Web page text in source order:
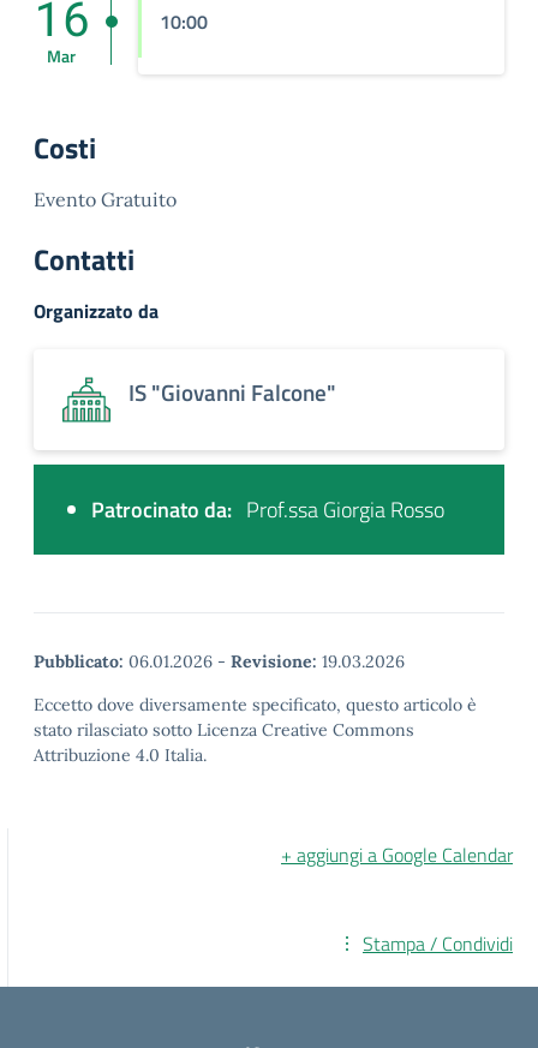
16
Mar
10:00
Costi
Evento Gratuito
Contatti
Organizzato da
IS "Giovanni Falcone"
Patrocinato da: Prof.ssa Giorgia Rosso
Pubblicato: 06.01.2026 - Revisione: 19.03.2026
Eccetto dove diversamente specificato, questo articolo è
stato rilasciato sotto Licenza Creative Commons
Attribuzione 4.0 Italia.
+ aggiungi a Google Calendar
Stampa / Condividi